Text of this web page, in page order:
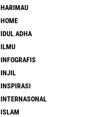
HARIMAU
HOME
IDUL ADHA
ILMU
INFOGRAFIS
INJIL
INSPIRASI
INTERNASONAL
ISLAM